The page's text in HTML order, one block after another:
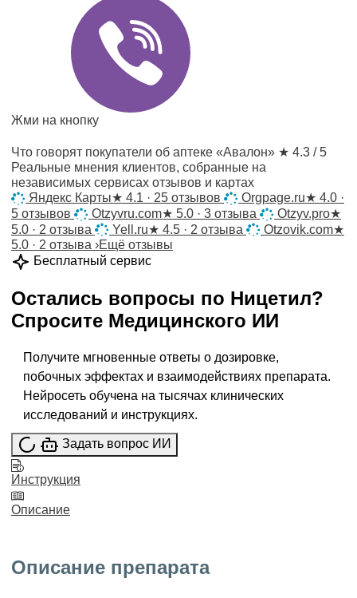
Жми на кнопку
Что говорят покупатели об аптеке «Авалон» ★ 4.3 / 5
Реальные мнения клиентов, собранные на
независимых сервисах отзывов и картах
Яндекс Карты★ 4.1 · 25 отзывов Orgpage.ru★ 4.0 ·
5 отзывов
Otzyvru.com★ 5.0 · 3 отзыва Otzyv.pro★
5.0 · 2 отзыва
Yell.ru★ 4.5 · 2 отзыва Otzovik.com★
5.0 · 2 отзыва ›Ещё отзывы
Бесплатный сервис
Остались вопросы по Ницетил?
Спросите Медицинского ИИ
Получите мгновенные ответы о дозировке,
побочных эффектах и взаимодействиях препарата.
Нейросеть обучена на тысячах клинических
исследований и инструкциях.
Задать вопрос ИИ
Инструкция
Описание
Описание препарата